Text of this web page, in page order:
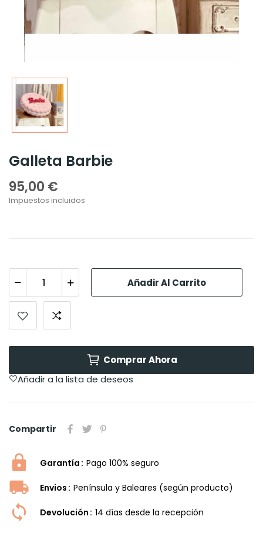
Galleta Barbie
95,00 €
Impuestos incluidos
Añadir Al Carrito
Comprar Ahora
Añadir a la lista de deseos
Compartir
Garantía Pago 100% seguro
Envios Península y Baleares (según producto)
Devolución 14 dí­as desde la recepción